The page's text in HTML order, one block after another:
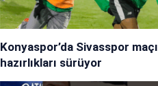
Konyaspor’da Sivasspor maçı
hazırlıkları sürüyor